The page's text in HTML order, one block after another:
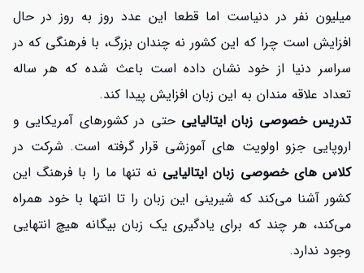
میلیون نفر در دنیاست اما قطعا این عدد روز به روز در حال
افزایش است چرا که این کشور نه چندان بزرگ، با فرهنگی که در
سراسر دنیا از خود نشان داده است باعث شده که هر ساله
تعداد علاقه مندان به این زبان افزایش پیدا کند.
تدریس خصوصی زبان ایتالیایی حتی در کشورهای آمریکایی و
اروپایی جزو اولویت های آموزشی قرار گرفته است. شرکت در
کلاس های خصوصی زبان ایتالیایی نه تنها ما را با فرهنگ این
کشور آشنا می‌کند که شیرینی این زبان را تا انتها با خود همراه
می‌کند، هر چند که برای یادگیری یک زبان بیگانه هیچ انتهایی
وجود ندارد.